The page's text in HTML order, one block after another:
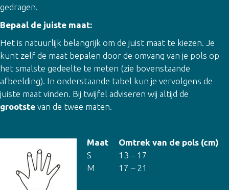
gedragen.
Bepaal de juiste maat:
Het is natuurlijk belangrijk om de juist maat te kiezen. Je
kunt zelf de maat bepalen door de omvang van je pols op
het smalste gedeelte te meten (zie bovenstaande
afbeelding). In onderstaande tabel kun je vervolgens de
juiste maat vinden. Bij twijfel adviseren wij altijd de
grootste van de twee maten.
Maat Omtrek van de pols (cm)
S
13 – 17
M
17 – 21